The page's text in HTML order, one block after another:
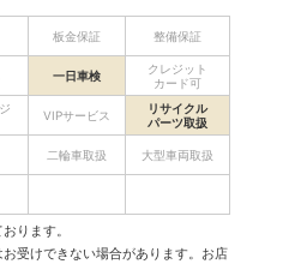
板金保証 整備保証
一日車検
クレジット
カード可
VIPサービス
リサイクル
パーツ取扱
二輪車取扱 大型車両取扱
ります。
受けできない場合があります。お店